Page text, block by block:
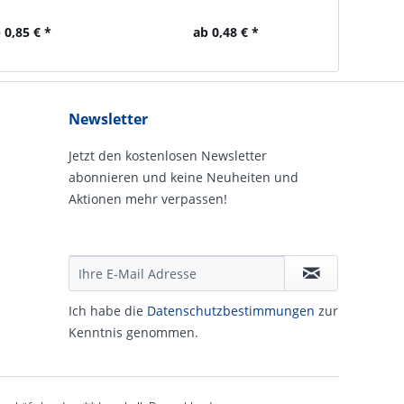
0,85 € * ab 0,48 € *
Newsletter
Jetzt den kostenlosen Newsletter
abonnieren und keine Neuheiten und
Aktionen mehr verpassen!
Ich habe die Daten­schutz­be­stim­mungen zur
Kennt­nis genommen.